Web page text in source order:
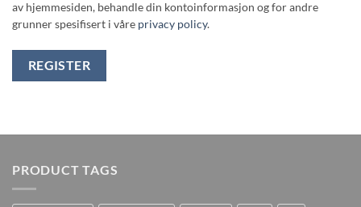
av hjemmesiden, behandle din kontoinformasjon og for andre
grunner spesifisert i våre privacy policy.
REGISTER
PRODUCT TAGS